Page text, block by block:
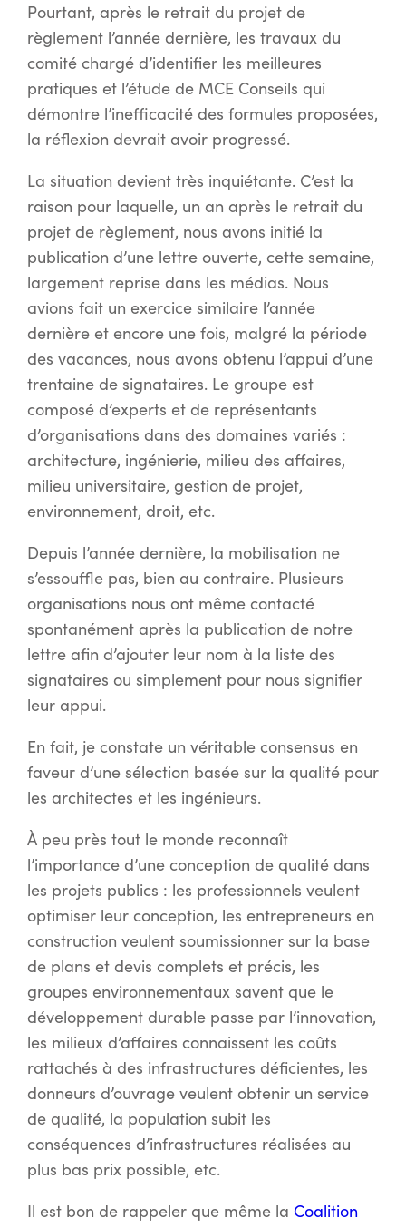
Pourtant, après le retrait du projet de
règlement l’année dernière, les travaux du
comité chargé d’identifier les meilleures
pratiques et l’étude de MCE Conseils qui
démontre l’inefficacité des formules proposées,
la réflexion devrait avoir progressé.
La situation devient très inquiétante. C’est la
raison pour laquelle, un an après le retrait du
projet de règlement, nous avons initié la
publication d’une lettre ouverte, cette semaine,
largement reprise dans les médias. Nous
avions fait un exercice similaire l’année
dernière et encore une fois, malgré la période
des vacances, nous avons obtenu l’appui d’une
trentaine de signataires. Le groupe est
composé d’experts et de représentants
d’organisations dans des domaines variés :
architecture, ingénierie, milieu des affaires,
milieu universitaire, gestion de projet,
environnement, droit, etc.
Depuis l’année dernière, la mobilisation ne
s’essouffle pas, bien au contraire. Plusieurs
organisations nous ont même contacté
spontanément après la publication de notre
lettre afin d’ajouter leur nom à la liste des
signataires ou simplement pour nous signifier
leur appui.
En fait, je constate un véritable consensus en
faveur d’une sélection basée sur la qualité pour
les architectes et les ingénieurs.
À peu près tout le monde reconnaît
l’importance d’une conception de qualité dans
les projets publics : les professionnels veulent
optimiser leur conception, les entrepreneurs en
construction veulent soumissionner sur la base
de plans et devis complets et précis, les
groupes environnementaux savent que le
développement durable passe par l’innovation,
les milieux d’affaires connaissent les coûts
rattachés à des infrastructures déficientes, les
donneurs d’ouvrage veulent obtenir un service
de qualité, la population subit les
conséquences d’infrastructures réalisées au
plus bas prix possible, etc.
Il est bon de rappeler que même la Coalition